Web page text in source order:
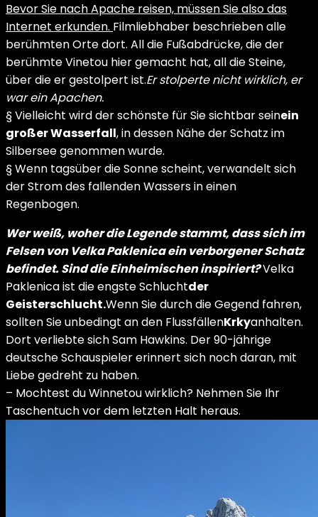
Bevor Sie nach Apache reisen, müssen Sie also das
Internet erkunden. Filmliebhaber beschrieben alle
berühmten Orte dort. All die Fußabdrücke, die der
berühmte Vinetou hier gemacht hat, all die Steine,
über die er gestolpert ist.Er stolperte nicht wirklich, er
war ein Apachen.
§ Vielleicht wird der schönste für Sie sichtbar seinein
großer Wasserfall, in dessen Nähe der Schatz im
Silbersee genommen wurde.
§ Wenn tagsüber die Sonne scheint, verwandelt sich
der Strom des fallenden Wassers in einen
Regenbogen.
Wer weiß, woher die Legende stammt, dass sich im
Felsen von Velka Paklenica ein verborgener Schatz
befindet. Sind die Einheimischen inspiriert?Velka
Paklenica ist die engste Schluchtder
Geisterschlucht.Wenn Sie durch die Gegend fahren,
sollten Sie unbedingt an den FlussfällenKrkyanhalten.
Dort verliebte sich Sam Hawkins. Der 90-jährige
deutsche Schauspieler erinnert sich noch daran, mit
Liebe gedreht zu haben.
– Mochtest du Winnetou wirklich? Nehmen Sie Ihr
Taschentuch vor dem letzten Halt heraus.